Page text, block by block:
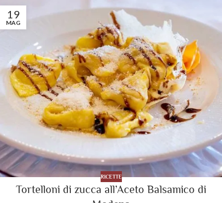
19
MAG
RICETTE
Tortelloni di zucca all’Aceto Balsamico di